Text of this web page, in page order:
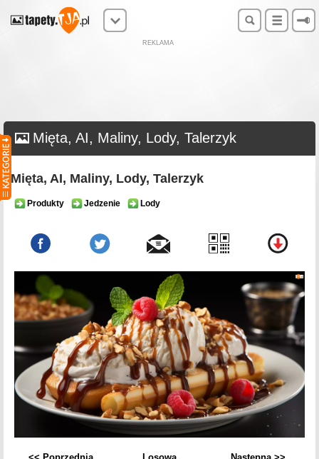
REKLAMA
Mięta, AI, Maliny, Lody, Talerzyk
Mięta, AI, Maliny, Lody, Talerzyk
Produkty Jedzenie Lody